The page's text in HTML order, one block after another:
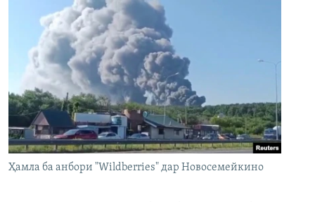
Ҳамла ба анбори "Wildberries" дар Новосемейкино